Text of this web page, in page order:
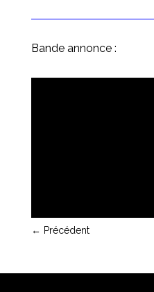
Bande annonce :
← Précédent